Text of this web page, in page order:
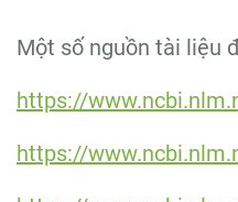
Một số nguồn tài liệu
https://
https://